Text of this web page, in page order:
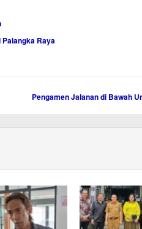
Palangka Raya
Pengamen Jalanan di Bawah